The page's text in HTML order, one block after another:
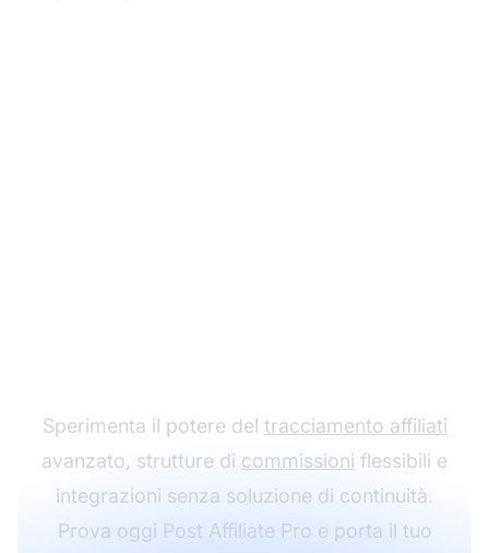
Sperimenta il potere del tracciamento affiliati
avanzato, strutture di commissioni flessibili e
integrazioni senza soluzione di continuità.
Prova oggi Post Affiliate Pro e porta il tuo